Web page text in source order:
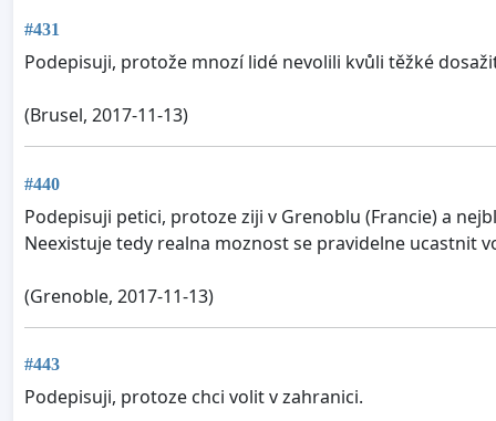
#431
Podepisuji, protože mnozí lidé nevolili kvůli těžké
(Brusel, 2017-11-13)
#440
Podepisuji petici, protoze ziji v Grenoblu (Francie) a
Neexistuje tedy realna moznost se pravidelne ucastnit
(Grenoble, 2017-11-13)
#443
Podepisuji, protoze chci volit v zahranici.